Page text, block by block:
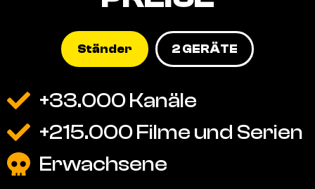
Ständer 2 GERÄTE
+33.000 Kanäle
+215.000 Filme und Serien
Erwachsene